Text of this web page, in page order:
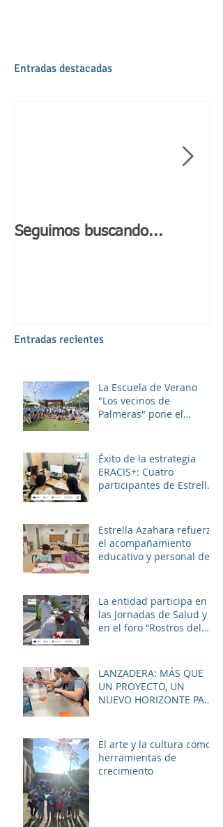
Entradas destacadas
Seguimos buscando...
Entradas recientes
La Escuela de Verano
"Los vecinos de
Palmeras" pone el
convivencia y diversión.
Éxito de la estrategia
ERACIS+: Cuatro
participantes de Estrella
sociosanitario
Estrella Azahara refuerza
el acompañamiento
educativo y personal del
zona.
La entidad participa en
las Jornadas de Salud y
en el foro “Rostros del
para mejorar la
empleabilidad y el
bienestar de la zona.
LANZADERA: MÁS QUE
UN PROYECTO, UN
NUEVO HORIZONTE PARA
El arte y la cultura como
herramientas de
crecimiento